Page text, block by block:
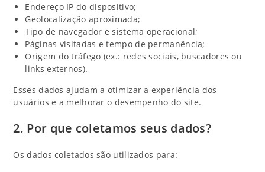
Endereço IP do dispositivo;
Geolocalização aproximada;
Tipo de navegador e sistema operacional;
Páginas visitadas e tempo de permanência;
Origem do tráfego (ex.: redes sociais, buscadores ou
links externos).
Esses dados ajudam a otimizar a experiência dos
usuários e a melhorar o desempenho do site.
2. Por que coletamos seus dados?
Os dados coletados são utilizados para: